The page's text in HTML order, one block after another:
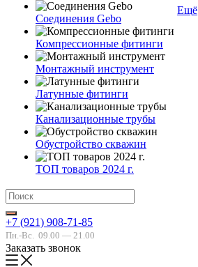
Соединения Gebo
Компрессионные фитинги
Монтажный инструмент
Латунные фитинги
Канализационные трубы
Обустройство скважин
ТОП товаров 2024 г.
Ещё
+7 (921) 908-71-85
Пн.-Вс. 09.00 — 21.00
Заказать звонок